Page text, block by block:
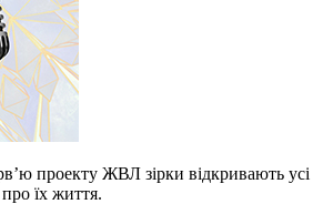
проекту ЖВЛ зірки відкривають усі
їх життя.